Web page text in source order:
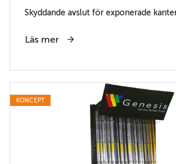
Skyddande avslut för exponerade
Läs mer
KONCEPT